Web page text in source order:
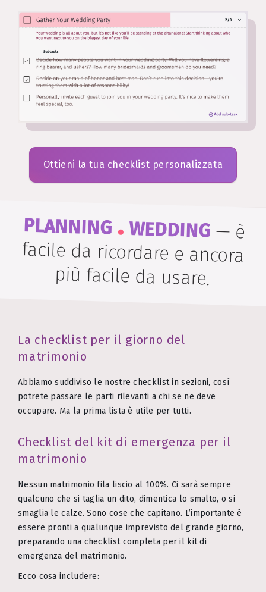
Ottieni la tua checklist personalizzata
PLANNING . WEDDING— è
facile da ricordare e ancora
più facile da usare.
La checklist per il giorno del
matrimonio
Abbiamo suddiviso le nostre checklist in sezioni, così
potrete passare le parti rilevanti a chi se ne deve
occupare. Ma la prima lista è utile per tutti.
Checklist del kit di emergenza per il
matrimonio
Nessun matrimonio fila liscio al 100%. Ci sarà sempre
qualcuno che si taglia un dito, dimentica lo smalto, o si
smaglia le calze. Sono cose che capitano. L’importante è
essere pronti a qualunque imprevisto del grande giorno,
preparando una checklist completa per il kit di
emergenza del matrimonio.
Ecco cosa includere: